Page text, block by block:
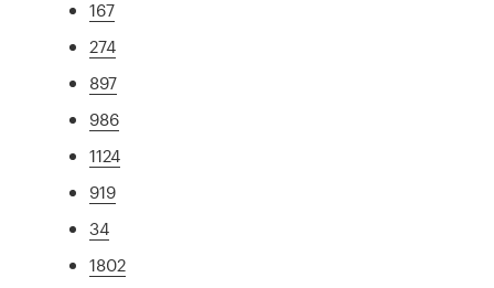
167
274
897
986
1124
919
34
1802